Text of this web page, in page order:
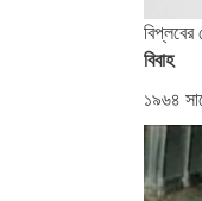
বিপ্লবের
বিবাহ
১৯৬৪